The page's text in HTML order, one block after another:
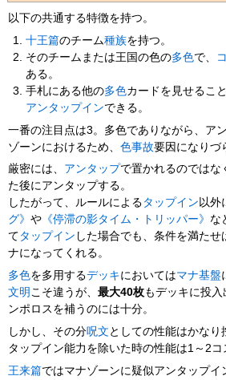
以下の共通する特徴を持つ。
十王篇のチーム種族を持つ。
そのチームまたは王国の色の多色で、
ある。
手札にある他の多色カードを見せるこ
アンタップインできる。
一番の注目点は3。多色でありながら、ア
ゾーンにおけるため、色事故要因になりづ
厳密には、 アンタップで置かれるのではな
た後にアンタップする。
したがって、ルールによる タップイン以外
グ》や 《停滞の影タイム・トリッパー》 な
て タップイン した場合でも、条件を満た
ナになってくれる。
多色を多用するデッキにおいてはマナ基盤
文明 こそ違うが、最大40枚もデッキに投
ンポロスを補うのには十分。
しかし、その分呪文 としての性能はかな
タップイン能力を除いた時の性能は1～2コ
王来篇ではマナゾーンに疑似アンタップイ